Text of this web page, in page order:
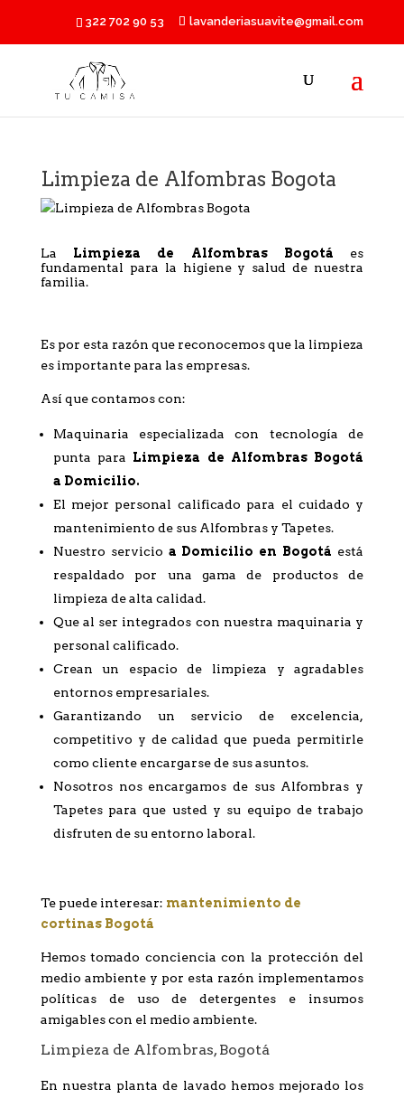
322 702 90 53 lavanderiasuavite@gmail.com
Limpieza de Alfombras Bogota
La Limpieza de Alfombras Bogotá es
fundamental para la higiene y salud de nuestra
familia.
Es por esta razón que reconocemos que la limpieza
es importante para las empresas.
Así que contamos con:
Maquinaria especializada con tecnología de
punta para Limpieza de Alfombras Bogotá
a Domicilio.
El mejor personal calificado para el cuidado y
mantenimiento de sus Alfombras y Tapetes.
Nuestro servicio a Domicilio en Bogotá está
respaldado por una gama de productos de
limpieza de alta calidad.
Que al ser integrados con nuestra maquinaria y
personal calificado.
Crean un espacio de limpieza y agradables
entornos empresariales.
Garantizando un servicio de excelencia,
competitivo y de calidad que pueda permitirle
como cliente encargarse de sus asuntos.
Nosotros nos encargamos de sus Alfombras y
Tapetes para que usted y su equipo de trabajo
disfruten de su entorno laboral.
Te puede interesar: mantenimiento de
cortinas Bogotá
Hemos tomado conciencia con la protección del
medio ambiente y por esta razón implementamos
políticas de uso de detergentes e insumos
amigables con el medio ambiente.
Limpieza de Alfombras, Bogotá
En nuestra planta de lavado hemos mejorado los